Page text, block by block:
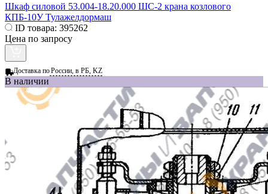
Шкаф силовой 53.004-18.20.000 ШС-2 крана козлового
КПБ-10У Тулажелдормаш
ID товара: 395262
Цена по запросу
Доставка поРоссии, в РБ, KZ
В наличии